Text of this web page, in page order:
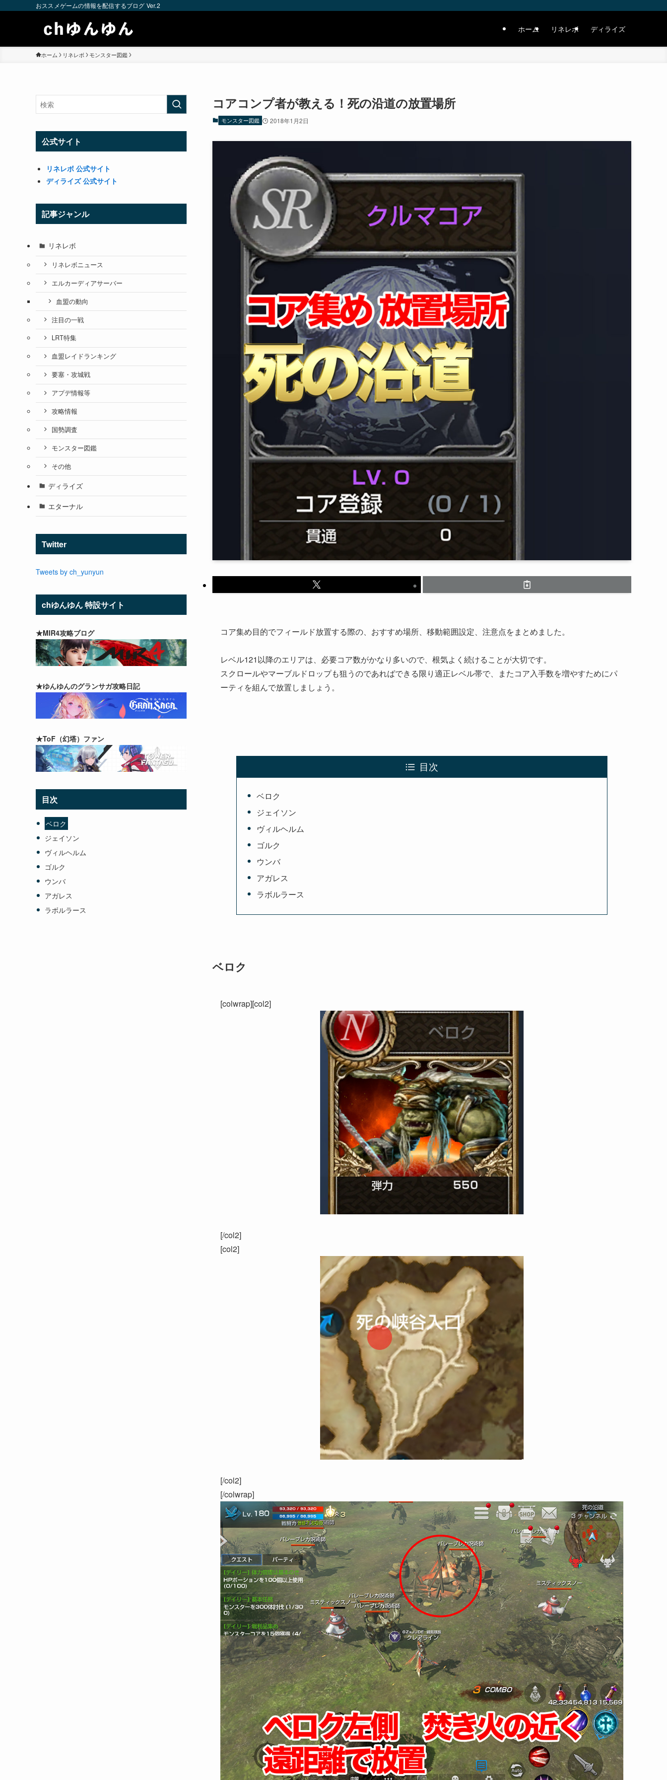
おススメゲームの情報を配信するブログ Ver.2
ホーム リネレボ ディライズ
ホーム リネレボ モンスター図鑑
コアコンプ者が教える！死の沿道の放置場所
モンスター図鑑 2018年1月2日
コア集め目的でフィールド放置する際の、おすすめ場所、移動範囲設定、注意点をまとめました。
レベル121以降のエリアは、必要コア数がかなり多いので、根気よく続けることが大切です。
スクロールやマーブルドロップも狙うのであればできる限り適正レベル帯で、またコア入手数を増やすためにパ
ーティを組んで放置しましょう。
目次
ベロク
ジェイソン
ヴィルヘルム
ゴルク
ウンバ
アガレス
ラボルラース
ベロク
[colwrap][col2]
[/col2]
[col2]
[/col2]
[/colwrap]
公式サイト
リネレボ 公式サイト
ディライズ 公式サイト
記事ジャンル
リネレボ
リネレボニュース
エルカーディアサーバー
血盟の動向
注目の一戦
LRT特集
血盟レイドランキング
要塞・攻城戦
アプデ情報等
攻略情報
国勢調査
モンスター図鑑
その他
ディライズ
エターナル
Twitter
Tweets by ch_yunyun
chゆんゆん 特設サイト
★MIR4攻略ブログ
★ゆんゆんのグランサガ攻略日記
★ToF（幻塔）ファン
目次
ベロク
ジェイソン
ヴィルヘルム
ゴルク
ウンバ
アガレス
ラボルラース